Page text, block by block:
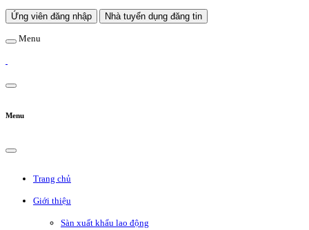
Ứng viên đăng nhập Nhà tuyển dụng đăng tin
Menu
Menu
Trang chủ
Giới thiệu
Sàn xuất khẩu lao động